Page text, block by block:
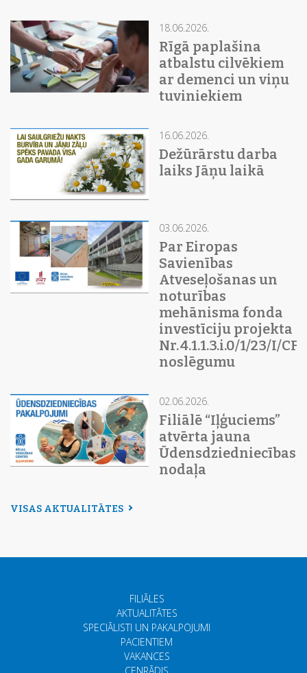
18.06.2026.
Rīgā paplašina
atbalstu cilvēkiem
ar demenci un viņu
tuviniekiem
16.06.2026.
Dežūrārstu darba
laiks Jāņu laikā
03.06.2026.
Par Eiropas
Savienības
Atveseļošanas un
noturības
mehānisma fonda
investīciju projekta
Nr. 4.1.1.3.i.0/1/23/I/
noslēgumu
02.06.2026.
Filiālē “Iļģuciems”
atvērta jauna
Ūdensdziedniecības
nodaļa
VISAS AKTUALITĀTES
FILIĀLES
AKTUALITĀTES
SPECIĀLISTI UN PAKALPOJUMI
PACIENTIEM
VAKANCES